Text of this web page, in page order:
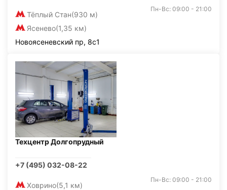
Тёплый Стан(930 м)
Ясенево(1,35 км)
Пн-Вс: 09:00 - 21:00
Новоясеневский пр, 8с1
Техцентр Долгопрудный
+7 (495) 032-08-22
Ховрино(5,1 км)
Пн-Вс: 09:00 - 21:00